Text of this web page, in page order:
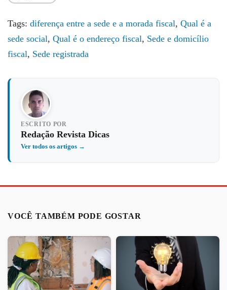
Tags: diferença entre a sede e a morada fiscal, Qual é a
sede social, Qual é o endereço fiscal, Sede e domicílio
fiscal, Sede registrada
ESCRITO POR
Redação Revista Dicas
Ver todos os artigos →
VOCÊ TAMBÉM PODE GOSTAR